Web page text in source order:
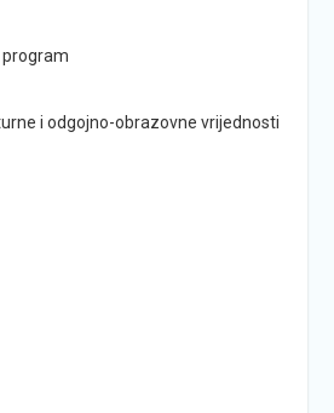
program
i odgojno-obrazovne vrijednosti